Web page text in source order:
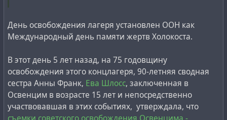
День освобождения лагеря установлен ООН как
Международный день памяти жертв Холокоста.
В этот день 5 лет назад, на 75 годовщину
освобождения этого концлагеря, 90-летняя сводная
сестра Анны Франк, Ева Шлосс, заключенная в
Освенцим в возрасте 15 лет и непосредственно
участвовавшая в этих событиях, утверждала, что